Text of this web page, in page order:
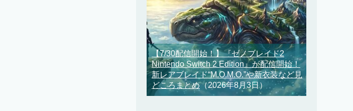
【7/30配信開始！】『ゼノブレイド2
Nintendo Switch 2 Edition』が配信開始！
新レアブレイド“M.O.M.O.”や新衣装など見
どころまとめ（2026年8月3日）